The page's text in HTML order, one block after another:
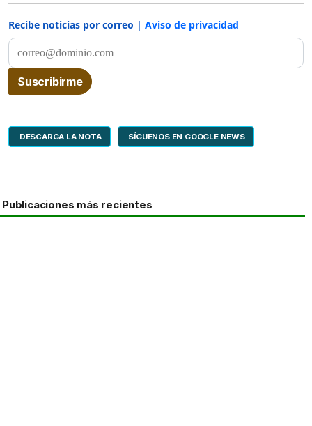
Recibe noticias por correo | Aviso de privacidad
DESCARGA LA NOTA SÍGUENOS EN GOOGLE NEWS
Publicaciones más recientes